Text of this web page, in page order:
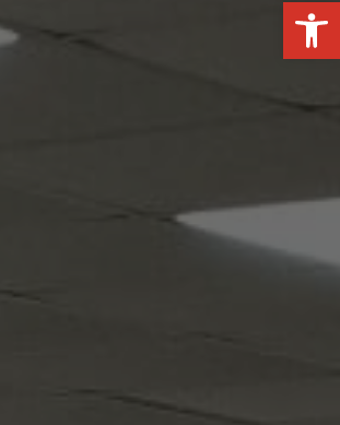
פתח סרגל נגישות